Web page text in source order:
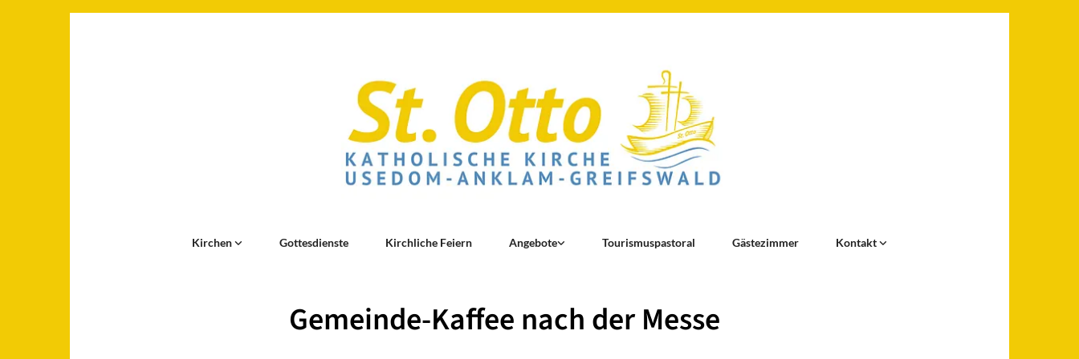
Kirchen Gottesdienste Kirchliche Feiern Angebote Tourismuspastoral Gästezimmer Kontakt
Gemeinde-Kaffee nach der Messe